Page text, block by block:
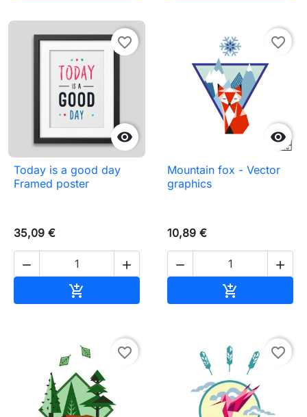

favorite_border
Today is a good day
Framed poster
35,09 €
 


favorite_border
Mountain fox - Vector
graphics
10,89 €
 

favorite_border favorite_border